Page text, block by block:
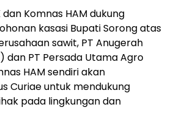
dan Komnas HAM dukung
kasasi Bupati Sorong atas
sawit, PT Anugerah
dan PT Persada Utama Agro
HAM sendiri akan
Curiae untuk mendukung
pada lingkungan dan